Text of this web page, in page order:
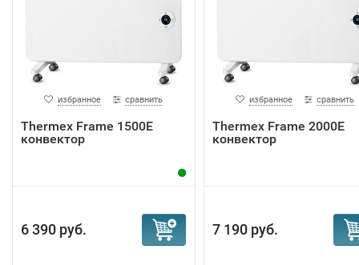
избранное сравнить
Тhermex Frame 1500E
конвектор
6 390 руб.
избранное сравнить
Тhermex Frame 2000E
конвектор
7 190 руб.